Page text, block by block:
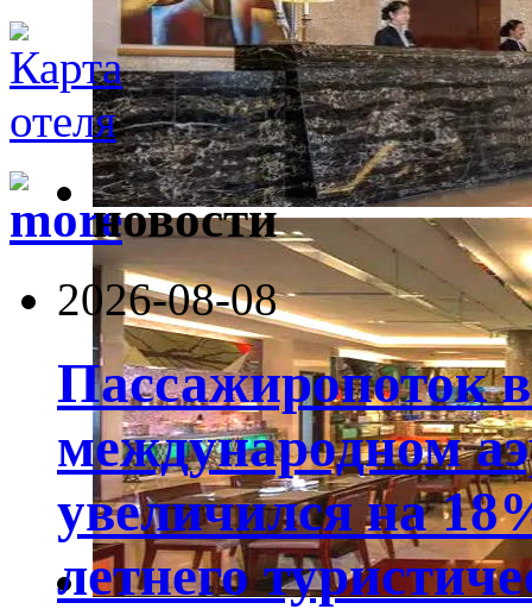
новости
2026-08-08
Пассажиропоток
международном
увеличился на
летнего